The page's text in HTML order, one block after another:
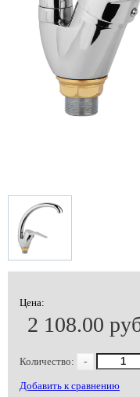
Цена:
2 108.00
Количество: -
Добавить к сравнению